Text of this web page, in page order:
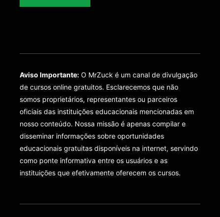
Aviso Importante: O MrZuck é um canal de divulgação
de cursos online gratuitos. Esclarecemos que não
somos proprietários, representantes ou parceiros
oficiais das instituições educacionais mencionadas em
nosso conteúdo. Nossa missão é apenas compilar e
disseminar informações sobre oportunidades
educacionais gratuitas disponíveis na internet, servindo
como ponte informativa entre os usuários e as
instituições que efetivamente oferecem os cursos.